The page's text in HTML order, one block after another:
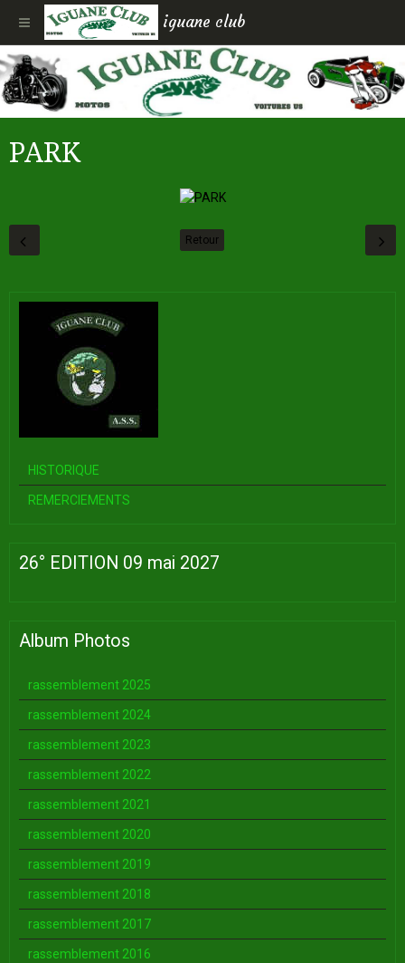
iguane club
PARK
Retour
HISTORIQUE
REMERCIEMENTS
26° EDITION 09 mai 2027
Album Photos
rassemblement 2025
rassemblement 2024
rassemblement 2023
rassemblement 2022
rassemblement 2021
rassemblement 2020
rassemblement 2019
rassemblement 2018
rassemblement 2017
rassemblement 2016